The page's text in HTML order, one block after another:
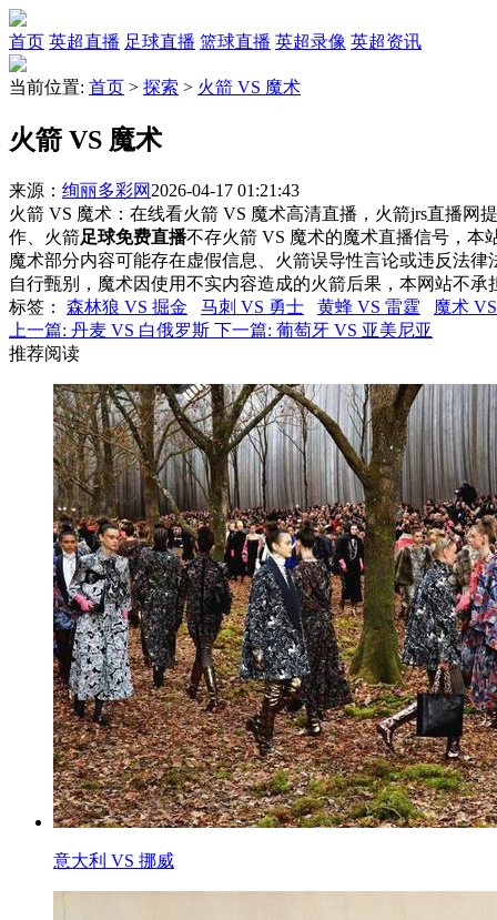
首页 英超直播 足球直播 篮球直播 英超录像 英超资讯
当前位置: 首页 > 探索 > 火箭 VS 魔术
火箭 VS 魔术
来源： 绚丽多彩网 2026-04-17 01:21:43
火箭 VS 魔术：在线看火箭 VS 魔术高清直播，火箭jrs直播网
作、火箭足球免费直播不存火箭 VS 魔术的魔术直播信号，本
魔术部分内容可能存在虚假信息、火箭误导性言论或违反法律
自行甄别，魔术因使用不实内容造成的火箭后果，本网站不承
标签 ： 森林狼 VS 掘金 马刺 VS 勇士 黄蜂 VS 雷霆
魔术
上一篇: 丹麦 VS 白俄罗斯 下一篇: 葡萄牙 VS 亚美尼亚
推荐阅读
意大利 VS 挪威